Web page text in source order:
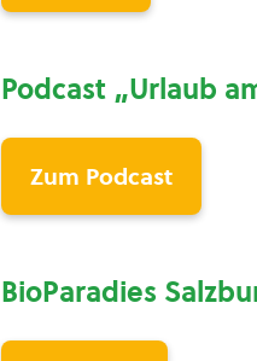
Podcast „Urlaub
Zum Podcast
BioParadies